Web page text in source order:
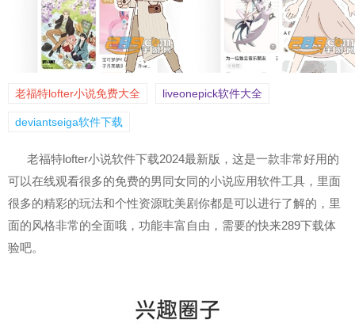
老福特lofter小说免费大全 ​liveonepick软件大全
deviantseiga软件下载
老福特lofter小说软件下载2024最新版，这是一款非常好用的
可以在线观看很多的免费的男同女同的小说应用软件工具，里面
很多的精彩的玩法和个性资源耽美剧你都是可以进行了解的，里
面的风格非常的全面哦，功能丰富自由，需要的快来289下载体
验吧。